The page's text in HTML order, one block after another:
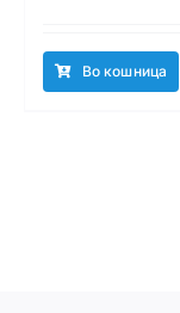
Во кошница